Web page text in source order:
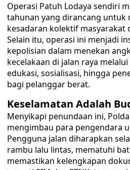
Operasi Patuh Lodaya sendiri
tahunan yang dirancang untuk
kesadaran kolektif masyarakat
Selain itu, operasi ini menjadi
kepolisian dalam menekan
kecelakaan di jalan raya
edukasi, sosialisasi, hingga
bagi pelanggar berat.
Keselamatan Adalah
Menyikapi penundaan ini,
mengimbau para pengendara
Pengguna jalan diharapkan
rambu lalu lintas, mematuhi
memastikan kelengkapan